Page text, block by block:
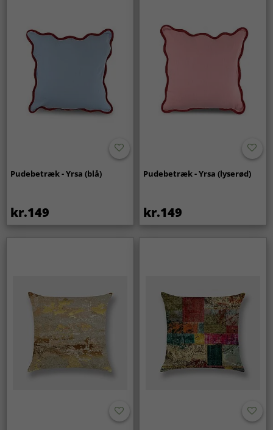
Pudebetræk - Yrsa (blå)
kr.149
Pudebetræk - Yrsa (lyserød)
kr.149